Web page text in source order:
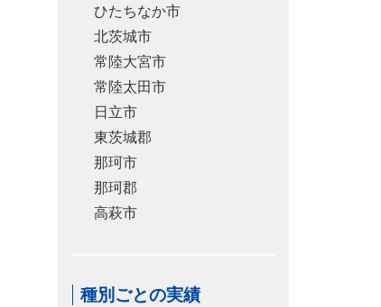
ひたちなか市
北茨城市
常陸大宮市
常陸太田市
日立市
東茨城郡
那珂市
那珂郡
高萩市
種別ごとの実績